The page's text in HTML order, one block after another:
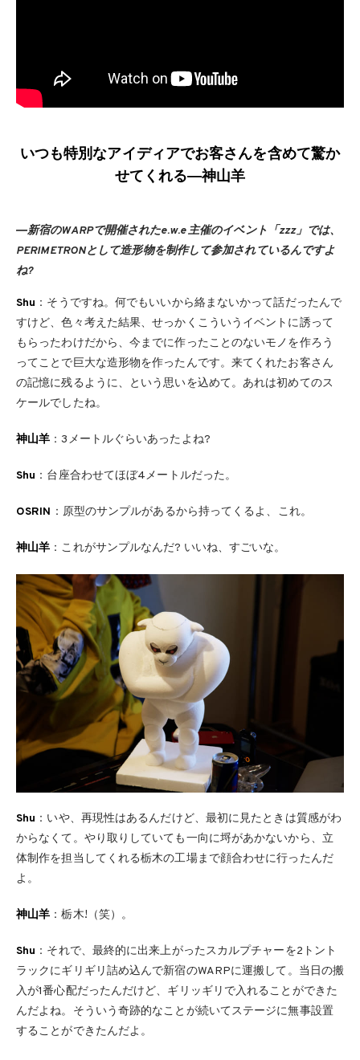
いつも特別なアイディアでお客さんを含めて驚か
せてくれる―神山羊
―新宿のWARPで開催されたe.w.e 主催のイベント「zzz」では、
PERIMETRONとして造形物を制作して参加されているんですよ
ね?
Shu ：そうですね。何でもいいから絡まないかって話だったんで
すけど、色々考えた結果、せっかくこういうイベントに誘って
もらったわけだから、今までに作ったことのないモノを作ろう
ってことで巨大な造形物を作ったんです。来てくれたお客さん
の記憶に残るように、という思いを込めて。あれは初めてのス
ケールでしたね。
神山羊 ：3メートルぐらいあったよね?
Shu ：台座合わせてほぼ4メートルだった。
OSRIN ：原型のサンプルがあるから持ってくるよ、これ。
神山羊 ：これがサンプルなんだ? いいね、すごいな。
Shu ：いや、再現性はあるんだけど、最初に見たときは質感がわ
からなくて。やり取りしていても一向に埒があかないから、立
体制作を担当してくれる栃木の工場まで顔合わせに行ったんだ
よ。
神山羊 ：栃木!（笑）。
Shu ：それで、最終的に出来上がったスカルプチャーを2トント
ラックにギリギリ詰め込んで新宿のWARPに運搬して。当日の搬
入が1番心配だったんだけど、ギリッギリで入れることができた
んだよね。そういう奇跡的なことが続いてステージに無事設置
することができたんだよ。